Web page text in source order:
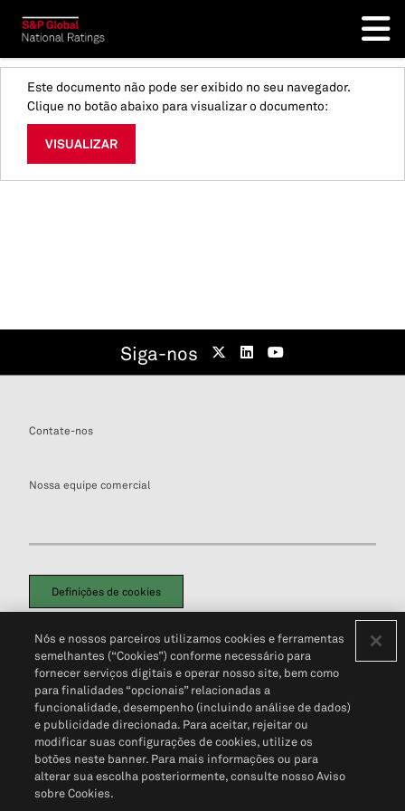
Este documento não pode ser exibido no seu navegador.
Clique no botão abaixo para visualizar o documento:
VISUALIZAR
Siga-nos
Contate-nos
Nossa equipe comercial
Definições de cookies
Política de PrivacidadePortal de privacidade do cliente (em inglês)
Não Venda Minhas Informações Pessoais© 2026 S&P Global
Nós e nossos parceiros utilizamos cookies e ferramentas
semelhantes (“Cookies”) conforme necessário para
fornecer serviços digitais e operar nosso site, bem como
para finalidades “opcionais” relacionadas a
funcionalidade, desempenho (incluindo análise de dados)
e publicidade direcionada. Para aceitar, rejeitar ou
modificar suas configurações de cookies, utilize os
botões neste banner. Para mais informações ou para
alterar sua escolha posteriormente, consulte nosso Aviso
sobre Cookies.